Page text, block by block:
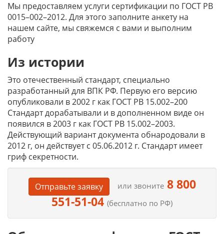
Мы предоставляем услуги сертификации по ГОСТ РВ
0015–002–2012. Для этого заполните анкету на
нашем сайте, мы свяжемся с вами и выполним
работу
Из истории
Это отечественный стандарт, специально
разработанный для ВПК РФ. Первую его версию
опубликовали в 2002 г как ГОСТ РВ 15.002–200
Стандарт дорабатывали и в дополненном виде он
появился в 2003 г как ГОСТ РВ 15.002–2003.
Действующий вариант документа обнародовали в
2012 г, он действует с 05.06.2012 г. Стандарт имеет
гриф секретности.
Отправьте заявку или звоните8 800
551-51-04 (бесплатно по РФ)